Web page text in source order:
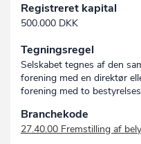
Registreret kapital
500.000 DKK
Tegningsregel
Selskabet tegnes af den
forening med en direktør
forening med to
Branchekode
27.40.00 Fremstilling af